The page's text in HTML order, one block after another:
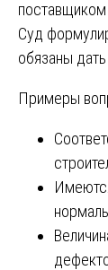
Суд
обязаны
Примеры